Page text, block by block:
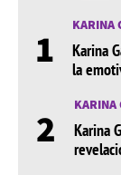
1 KARINA
Karina
la
2 KARINA
Karina